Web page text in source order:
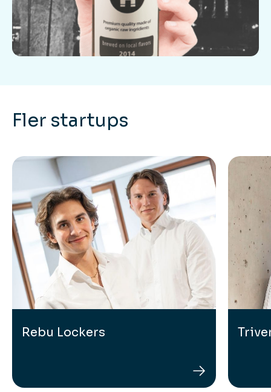
Fler startups
Rebu Lockers
Rebu Lockers